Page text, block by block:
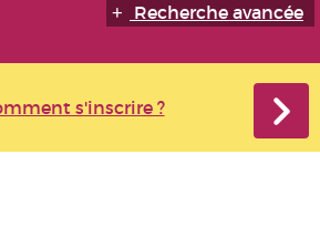
Recherche avancée
s'inscrire ?